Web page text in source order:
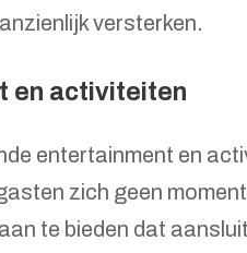
versterken.
en activiteiten
entertainment en
zich geen
te bieden dat